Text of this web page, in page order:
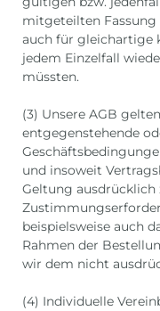
mitgeteilten Fassung
auch für gleichartige
jedem Einzelfall
müssten.
(3) Unsere AGB
entgegenstehende
und insoweit
Geltung
beispielsweise auch
Rahmen der
wir dem nicht
(4) Individuelle